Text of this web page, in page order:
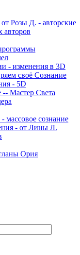
Розы Д. - авторские
авторов
- изменения в 3D
своё Сознание
- 5D
-- Мастер Света
массовое сознание
- от Лины Л.
Ория